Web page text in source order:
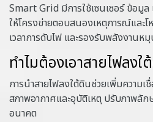
Smart Grid มีการใช้เซนเซอร์ ข้อมู
ให้โครงข่ายตอบสนองเหตุการณ์และ
เวลาการดับไฟ และรองรับพลังงานห
ทำไมต้องเอาสายไฟลง
การนำสายไฟลงใต้ดินช่วยเพิ่มความเ
สภาพอากาศและอุบัติเหตุ ปรับภาพลั
อนาคต